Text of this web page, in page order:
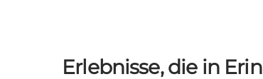
Erlebnisse, die in